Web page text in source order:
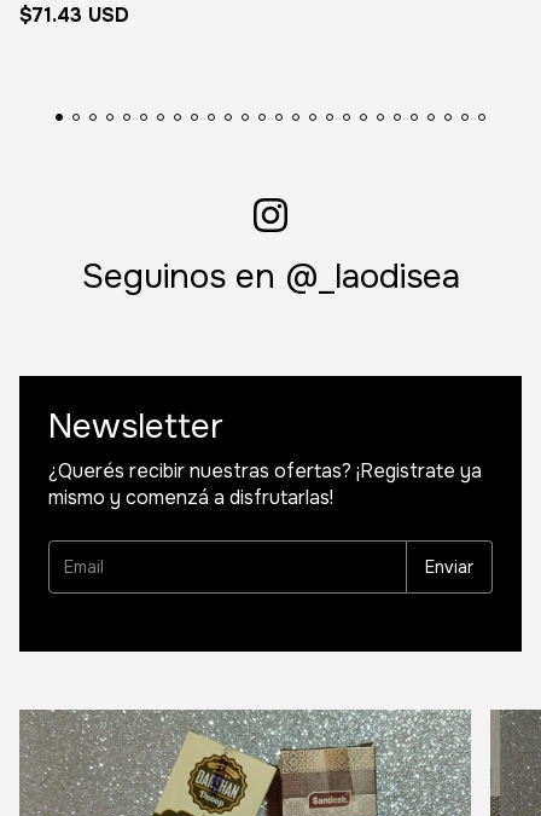
$71.43 USD
Seguinos en @_laodisea
Newsletter
¿Querés recibir nuestras ofertas? ¡Registrate ya
mismo y comenzá a disfrutarlas!